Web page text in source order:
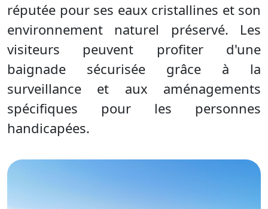
réputée pour ses eaux cristallines et son
environnement naturel préservé. Les
visiteurs peuvent profiter d'une
baignade sécurisée grâce à la
surveillance et aux aménagements
spécifiques pour les personnes
handicapées.